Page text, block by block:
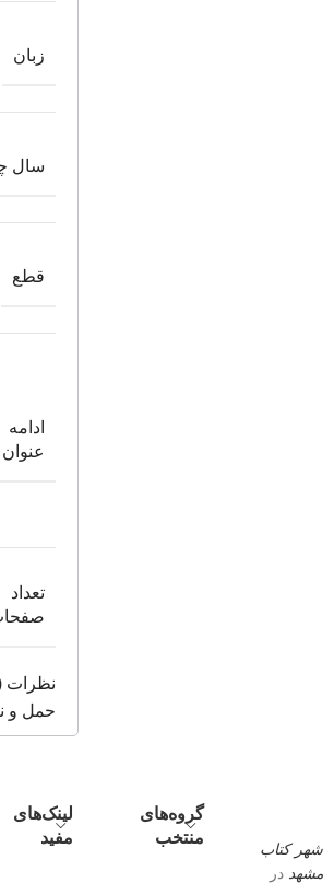
زبان
سال
قطع
ادامه
عنوان
تعداد
نظرات
حمل و
شهر کتاب
مشهد در
گروه‌های
منتخب
لینک‌های
مفید